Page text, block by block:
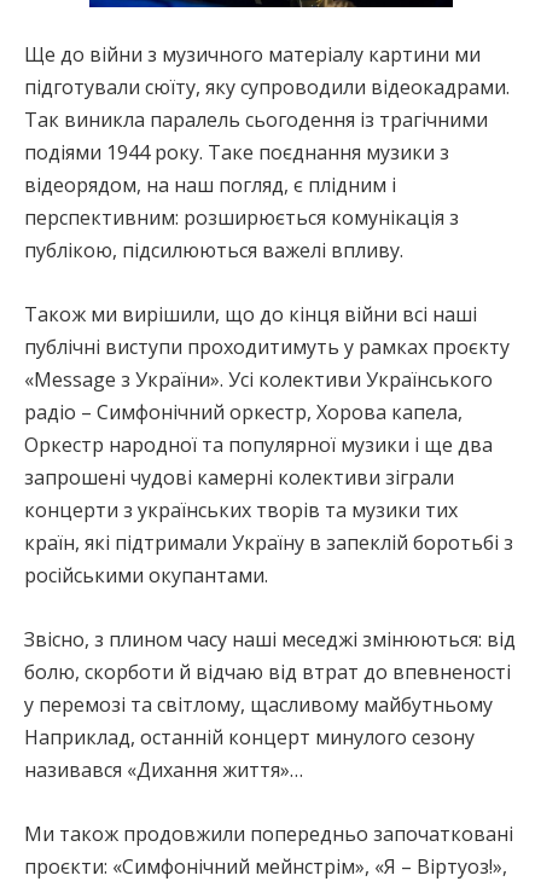
Ще до війни з музичного матеріалу картини ми
підготували сюїту, яку супроводили відеокадрами.
Так виникла паралель сьогодення із трагічними
подіями 1944 року. Таке поєднання музики з
відеорядом, на наш погляд, є плідним і
перспективним: розширюється комунікація з
публікою, підсилюються важелі впливу.
Також ми вирішили, що до кінця війни всі наші
публічні виступи проходитимуть у рамках проєкту
«Mеssage з України». Усі колективи Українського
радіо – Симфонічний оркестр, Хорова капела,
Оркестр народної та популярної музики і ще два
запрошені чудові камерні колективи зіграли
концерти з українських творів та музики тих
країн, які підтримали Україну в запеклій боротьбі з
російськими окупантами.
Звісно, з плином часу наші меседжі змінюються: від
болю, скорботи й відчаю від втрат до впевненості
у перемозі та світлому, щасливому майбутньому
Наприклад, останній концерт минулого сезону
називався «Дихання життя»…
Ми також продовжили попередньо започатковані
проєкти: «Симфонічний мейнстрім», «Я – Віртуоз!»,